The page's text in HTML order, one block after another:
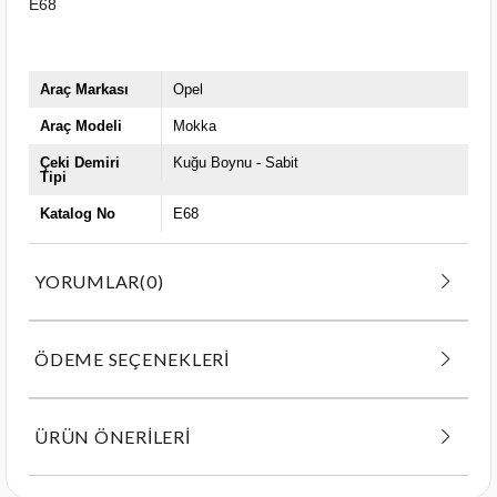
E68
Araç Markası Opel
Araç Modeli Mokka
Çeki Demiri
Tipi
Kuğu Boynu - Sabit
Katalog No E68
YORUMLAR(0)
ÖDEME SEÇENEKLERI
ÜRÜN ÖNERILERI